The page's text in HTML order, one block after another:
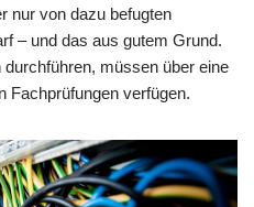
nur von dazu befugten
– und das aus gutem Grund.
müssen über eine
Fachprüfungen verfügen.